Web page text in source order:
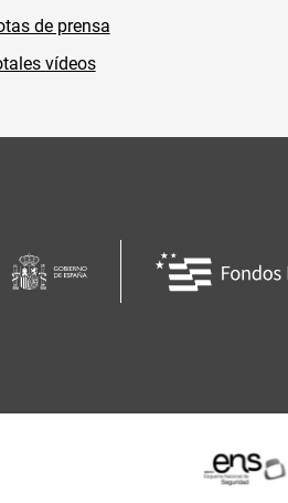
de prensa
vídeos